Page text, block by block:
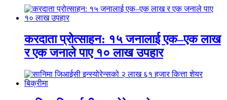
करदाता प्रोत्साहन: १५ जनालाई एक–एक लाख
र एक जनाले पाए १० लाख उपहार